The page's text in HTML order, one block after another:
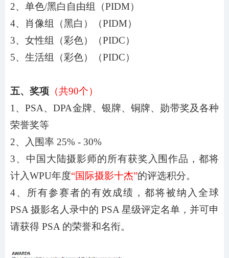
2、单色/黑白自由组（PIDM）
4、 肖像组（黑白）（PIDM）
3、 女性组（彩色）（PIDC）
5、 生活组（彩色）（PIDC）
五、奖项 （共90个）
1、PSA、DPA金牌、银牌、铜牌、勋带奖及各种
荣誉奖等
2、入围率 25% - 30%
3、中国大陆摄影师的所有获奖入围作品，都将
计入WPU年度“国际摄影十杰”的评选积分。
4、所有参赛者的有效成绩，都将被纳入全球
PSA 摄影名人录中的 PSA 星级评定名单，并可申
请获得 PSA 的荣誉和名衔。